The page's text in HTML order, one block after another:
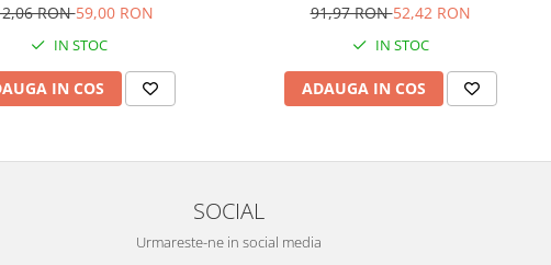
RON59,00 RON
IN STOC
IN COS
91,97 RON52,42 RON
IN STOC
ADAUGA IN COS
SOCIAL
Urmareste-ne in social media